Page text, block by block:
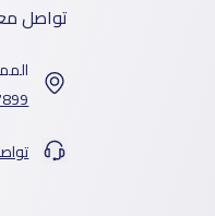
تواصل
7899 طريق الثمامة، حي